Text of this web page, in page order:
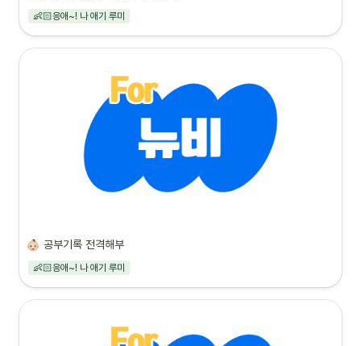
👶🏻응애~! 나 애기 루미
공부기록 전격해부
👶🏻응애~! 나 애기 루미